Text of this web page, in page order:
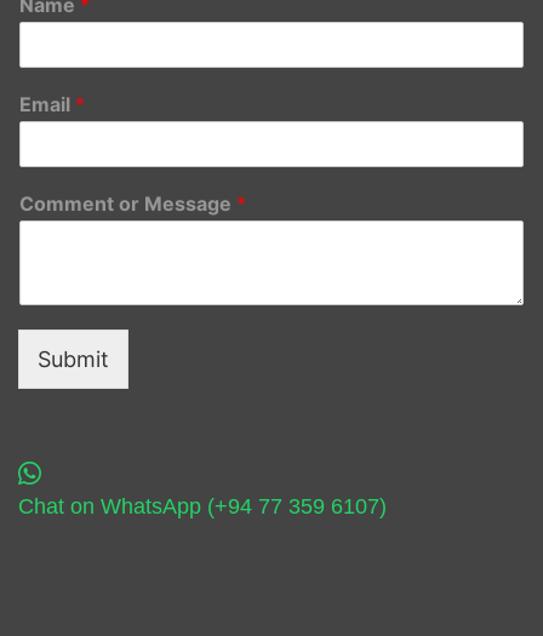
Email *
Comment or Message *
Submit
Chat on WhatsApp (+94 77 359 6107)